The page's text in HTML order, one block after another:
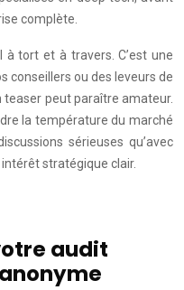
complète.
à tort et à travers. C’est une
conseillers ou des leveurs de
peut paraître amateur.
la température du marché
sérieuses qu’avec
stratégique clair.
audit